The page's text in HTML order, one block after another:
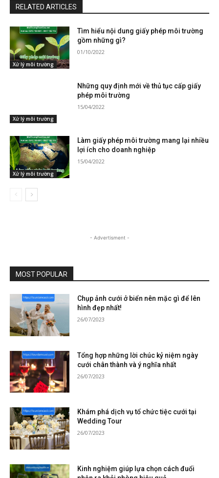
RELATED ARTICLES
Xử lý môi trường
Tìm hiểu nội dung giấy phép môi trường
gồm những gì?
01/10/2022
Xử lý môi trường
Những quy định mới về thủ tục cấp giấy
phép môi trường
15/04/2022
Xử lý môi trường
Làm giấy phép môi trường mang lại nhiều
lợi ích cho doanh nghiệp
15/04/2022
- Advertisment -
MOST POPULAR
Chụp ảnh cưới ở biển nên mặc gì để lên
hình đẹp nhất!
26/07/2023
Tổng hợp những lời chúc kỷ niệm ngày
cưới chân thành và ý nghĩa nhất
26/07/2023
Khám phá dịch vụ tổ chức tiệc cưới tại
Wedding Tour
26/07/2023
Kinh nghiệm giúp lựa chọn cách đuổi